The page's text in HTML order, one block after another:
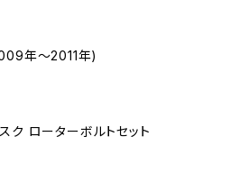
年〜2011年)
ク ローターボルトセット